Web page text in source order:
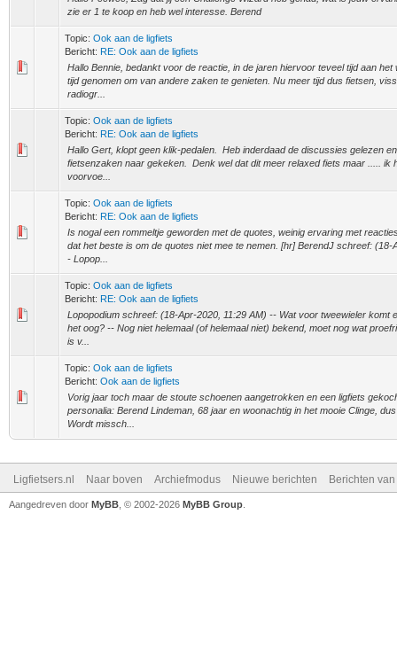
zie er 1 te koop en heb wel interesse. Berend
Topic: Ook aan de ligfiets
Bericht: RE: Ook aan de ligfiets
Hallo Bennie, bedankt voor de reactie, in de jaren hiervoor teveel tijd aan
tijd genomen om van andere zaken te genieten. Nu meer tijd dus fietsen,
radiogr...
Topic: Ook aan de ligfiets
Bericht: RE: Ook aan de ligfiets
Hallo Gert, klopt geen klik-pedalen. Heb inderdaad de discussies gelezen
fietsenzaken naar gekeken. Denk wel dat dit meer relaxed fiets maar ..... ik
voorvoe...
Topic: Ook aan de ligfiets
Bericht: RE: Ook aan de ligfiets
Is nogal een rommeltje geworden met de quotes, weinig ervaring met
dat het beste is om de quotes niet mee te nemen. [hr] BerendJ schreef: (18-
- Lopop...
Topic: Ook aan de ligfiets
Bericht: RE: Ook aan de ligfiets
Lopopodium schreef: (18-Apr-2020, 11:29 AM) -- Wat voor tweewieler komt
het oog? -- Nog niet helemaal (of helemaal niet) bekend, moet nog wat
is v...
Topic: Ook aan de ligfiets
Bericht: Ook aan de ligfiets
Vorig jaar toch maar de stoute schoenen aangetrokken en een ligfiets
personalia: Berend Lindeman, 68 jaar en woonachtig in het mooie Clinge,
Wordt missch...
Ligfietsers.nl Naar boven Archiefmodus Nieuwe berichten Berichten
Aangedreven door MyBB , © 2002-2026 MyBB Group